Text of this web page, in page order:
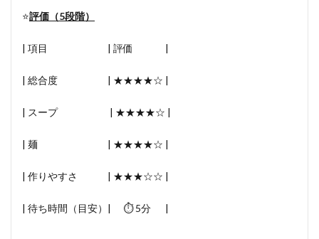
⭐️評価（5段階）
| 項目 | 評価 |
| 総合度 | ★★★★☆ |
| スープ | ★★★★☆ |
| 麺 | ★★★★☆ |
| 作りやすさ | ★★★☆☆ |
| 待ち時間（目安）| ⏱ 5分 |